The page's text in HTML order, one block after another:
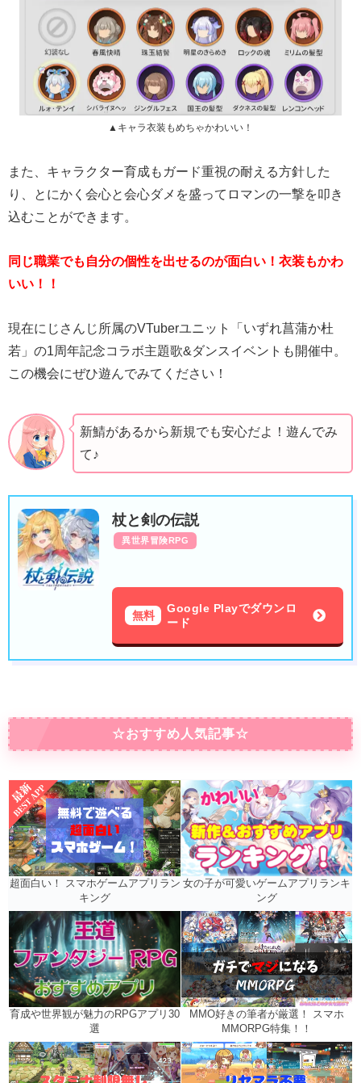
▲キャラ衣装もめちゃかわいい！
また、キャラクター育成もガード重視の耐える方針した
り、とにかく会心と会心ダメを盛ってロマンの一撃を叩き
込むことができます。
同じ職業でも自分の個性を出せるのが面白い！衣装もかわ
いい！！
現在にじさんじ所属のVTuberユニット「いずれ菖蒲か杜
若」の1周年記念コラボ主題歌&ダンスイベントも開催中。
この機会にぜひ遊んでみてください！
新鯖があるから新規でも安心だよ！遊んでみ
て♪
杖と剣の伝説
異世界冒険RPG
無料
Google Playでダウンロ
ード
☆おすすめ人気記事☆
超面白い！ スマホゲームアプリラン
キング
女の子が可愛いゲームアプリランキ
ング
育成や世界観が魅力のRPGアプリ30
選
MMO好きの筆者が厳選！ スマホ
MMORPG特集！！